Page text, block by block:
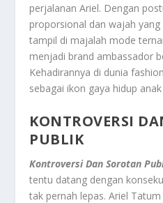
perjalanan Ariel. Dengan
proporsional dan wajah
tampil di majalah mode
menjadi brand ambassador
Kehadirannya di dunia
sebagai ikon gaya hidup
KONTROVERSI
PUBLIK
Kontroversi Dan Sorotan
tentu datang dengan
tak pernah lepas. Ariel